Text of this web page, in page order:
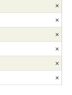
×
×
×
×
×
×